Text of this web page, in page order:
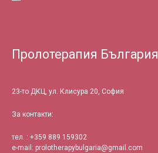
Пролотерапия България
23-то ДКЦ, ул. Клисура 20, София
За контакти:
тел. : +359 889 159302
e-mail: prolotherapybulgaria@gmail.com